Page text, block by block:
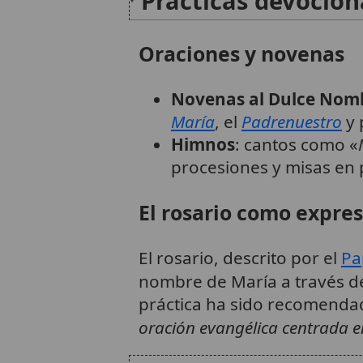
Oraciones y novenas
Novenas al Dulce
María, el Padrenuestro y
Himnos: cantos como «
procesiones y misas
El rosario como
El rosario, descrito por el
nombre de María a través
práctica ha sido
oración evangélica centrada